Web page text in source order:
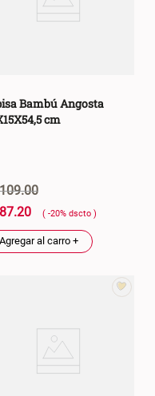
Bambú Angosta
cm
109.00
87.20 ( -20% dscto )
Agregar al carro +